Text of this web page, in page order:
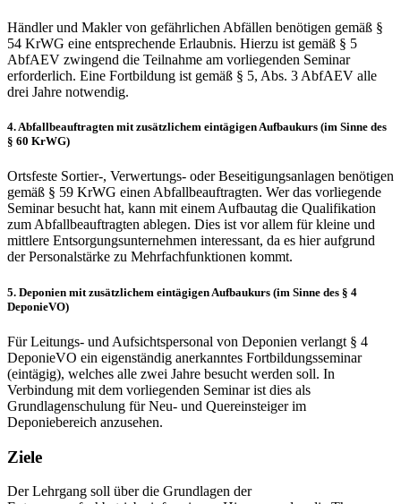
Händler und Makler von gefährlichen Abfällen benötigen gemäß §
54 KrWG eine entsprechende Erlaubnis. Hierzu ist gemäß § 5
AbfAEV zwingend die Teilnahme am vorliegenden Seminar
erforderlich. Eine Fortbildung ist gemäß § 5, Abs. 3 AbfAEV alle
drei Jahre notwendig.
4. Abfallbeauftragten mit zusätzlichem eintägigen Aufbaukurs (im Sinne des
§ 60 KrWG)
Ortsfeste Sortier-, Verwertungs- oder Beseitigungsanlagen benötigen
gemäß § 59 KrWG einen Abfallbeauftragten. Wer das vorliegende
Seminar besucht hat, kann mit einem Aufbautag die Qualifikation
zum Abfallbeauftragten ablegen. Dies ist vor allem für kleine und
mittlere Entsorgungsunternehmen interessant, da es hier aufgrund
der Personalstärke zu Mehrfachfunktionen kommt.
5. Deponien mit zusätzlichem eintägigen Aufbaukurs (im Sinne des § 4
DeponieVO)
Für Leitungs- und Aufsichtspersonal von Deponien verlangt § 4
DeponieVO ein eigenständig anerkanntes Fortbildungsseminar
(eintägig), welches alle zwei Jahre besucht werden soll. In
Verbindung mit dem vorliegenden Seminar ist dies als
Grundlagenschulung für Neu- und Quereinsteiger im
Deponiebereich anzusehen.
Ziele
Der Lehrgang soll über die Grundlagen der